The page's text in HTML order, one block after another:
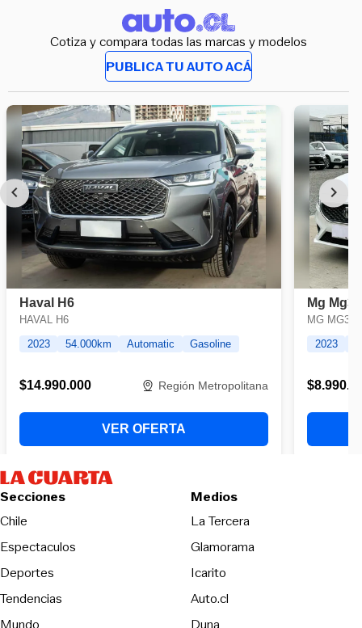
Cotiza y compara todas las marcas y modelos
PUBLICA TU AUTO ACÁ
Secciones
Chile
Espectaculos
Deportes
Tendencias
Mundo
Medios
La TerceraOpens in new
Glamorama
Icarito
Auto.cl
Duna